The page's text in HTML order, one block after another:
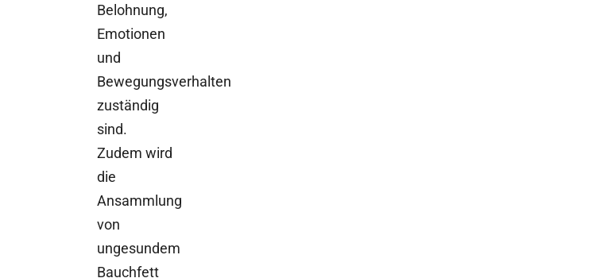
Belohnung,
Emotionen
und
Bewegungsverhalten
zuständig
sind.
Zudem wird
die
Ansammlung
von
ungesundem
Bauchfett